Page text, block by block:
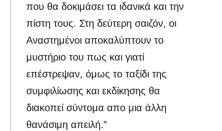
που θα δοκιμάσει τα ιδανικά και την
πίστη τους. Στη δεύτερη σαιζόν, οι
Αναστημένοι αποκαλύπτουν το
μυστήριο του πως και γιατί
επέστρεψαν, όμως το ταξίδι της
συμφιλίωσης και εκδίκησης θα
διακοπεί σύντομα απο μια άλλη
θανάσιμη απειλή.”